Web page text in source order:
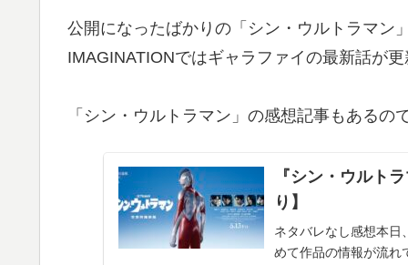
公開になったばかりの「シン・ウルトラマン
IMAGINATIONではギャラファイの最新話が
「シン・ウルトラマン」の感想記事もある
『シン・ウルト
り】
ネタバレなし感想本日
めて作品の情報が流